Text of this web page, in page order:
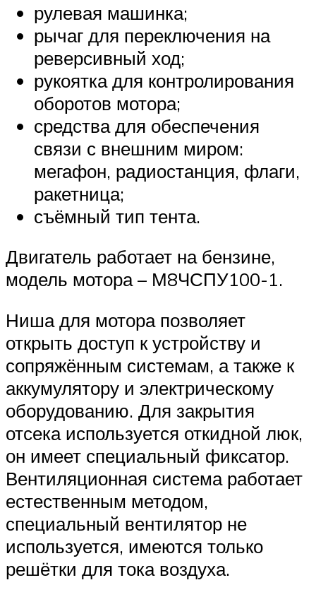
рулевая машинка;
рычаг для переключения на
реверсивный ход;
рукоятка для контролирования
оборотов мотора;
средства для обеспечения
связи с внешним миром:
мегафон, радиостанция, флаги,
ракетница;
съёмный тип тента.
Двигатель работает на бензине,
модель мотора – М8ЧСПУ100-1.
Ниша для мотора позволяет
открыть доступ к устройству и
сопряжённым системам, а также к
аккумулятору и электрическому
оборудованию. Для закрытия
отсека используется откидной люк,
он имеет специальный фиксатор.
Вентиляционная система работает
естественным методом,
специальный вентилятор не
используется, имеются только
решётки для тока воздуха.